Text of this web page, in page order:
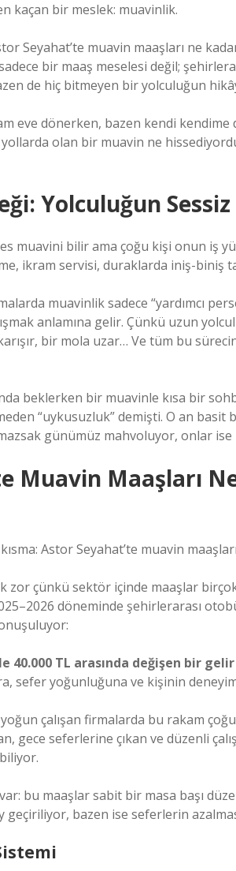
kaçan bir meslek: muavinlik.
Seyahat’te muavin maaşları ne
bir maaş meselesi değil;
de hiç bitmeyen bir yolculuğun
eve dönerken, bazen kendi
olan bir muavin ne
Yolculuğun Sessiz
muavini bilir ama çoğu kişi onun iş
ikram servisi, duraklarda iniş-biniş
muavinlik sadece “yardımcı
anlamına gelir. Çünkü uzun
bir mola uzar… Ve tüm bu
beklerken bir muavinle kısa bir
“uykusuzluk” demişti. O an
günümüz mahvoluyor, onlar
Muavin Maaşları
Astor Seyahat’te muavin
zor çünkü sektör içinde maaşlar
döneminde şehirlerarası
40.000 TL arasında değişen bir gelir
sefer yoğunluğuna ve kişinin
çalışan firmalarda bu rakam
gece seferlerine çıkan ve düzenli
bu maaşlar sabit bir masa başı
geçiriliyor, bazen ise seferlerin